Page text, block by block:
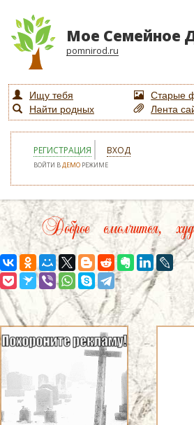
Мое Семейное
pomnirod.ru
Ищу тебя
Старые
Найти родных
Лента
РЕГИСТРАЦИЯ ВХОД
ВОЙТИ ВДЕМО РЕЖИМЕ
Доброе смолчится,